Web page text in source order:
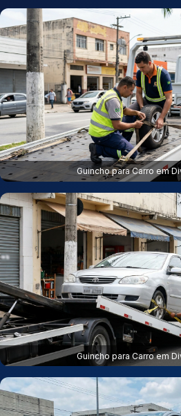
Guincho para Carro em
Guincho para Carro em